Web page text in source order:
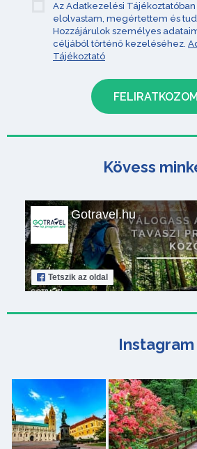
Az Adatkezelési
elolvastam, megértettem és
Hozzájárulok személyes
céljából történő kezeléséhez.
Tájékoztató
Kövess
Gotravel.hu
Tetszik az oldal
Instagram